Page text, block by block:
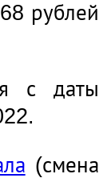
рублей
с даты
(смена